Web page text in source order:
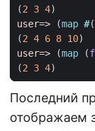
(2 3 4)
user=>
(map #(
(2 4 6 8 10)
user=>
(map (
(2 3 4)
Последний
отображаем